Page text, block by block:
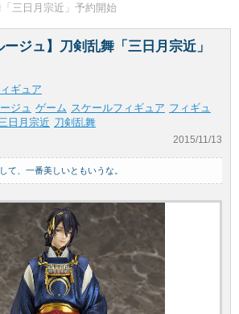
三日月宗近」予約開始
ージュ】刀剣乱舞「三日月宗近」
ギュア
ジュ ゲーム スケールフィギュア フィギュ
日月宗近 刀剣乱舞
2015/11/13
て、一番美しいともいうな。